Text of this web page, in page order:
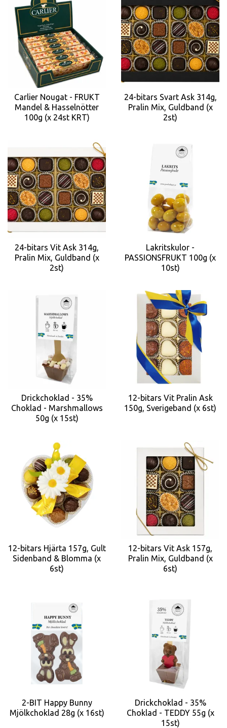
Carlier Nougat - FRUKT
Mandel & Hasselnötter
100g (x 24st KRT)
24-bitars Svart Ask 314g,
Pralin Mix, Guldband (x
2st)
24-bitars Vit Ask 314g,
Pralin Mix, Guldband (x
2st)
Lakritskulor -
PASSIONSFRUKT 100g (x
10st)
Drickchoklad - 35%
Choklad - Marshmallows
50g (x 15st)
12-bitars Vit Pralin Ask
150g, Sverigeband (x 6st)
12-bitars Hjärta 157g, Gult
Sidenband & Blomma (x
6st)
12-bitars Vit Ask 157g,
Pralin Mix, Guldband (x
6st)
2-BIT Happy Bunny
Mjölkchoklad 28g (x 16st)
Drickchoklad - 35%
Choklad - TEDDY 55g (x
15st)